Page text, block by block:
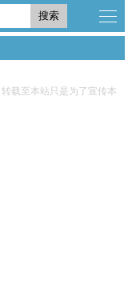
搜索
载至本站只是为了宣传本